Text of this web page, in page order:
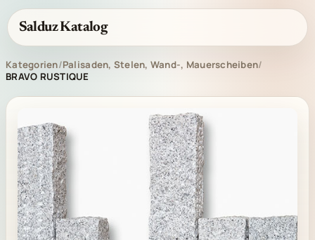
Salduz Katalog
Kategorien/Palisaden, Stelen, Wand-, Mauerscheiben/
BRAVO RUSTIQUE